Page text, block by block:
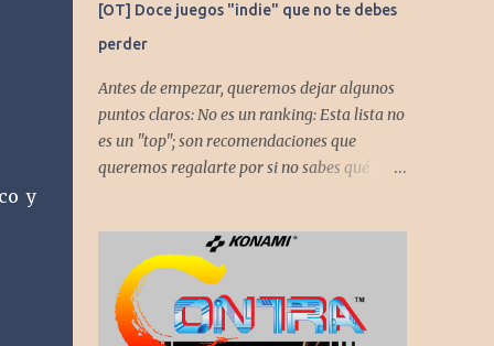
y
[OT] Doce juegos "indie" que no te debes
perder
Antes de empezar, queremos dejar algunos
puntos claros: No es un ranking: Esta lista no
es un "top"; son recomendaciones que
queremos regalarte por si no sabes qué
fuertes de cada título, pero todos tienen
profundidad de sobra para explorar.
Variedad de géneros: Hemos evitado repetir
géneros para asegurar que, al menos uno, se